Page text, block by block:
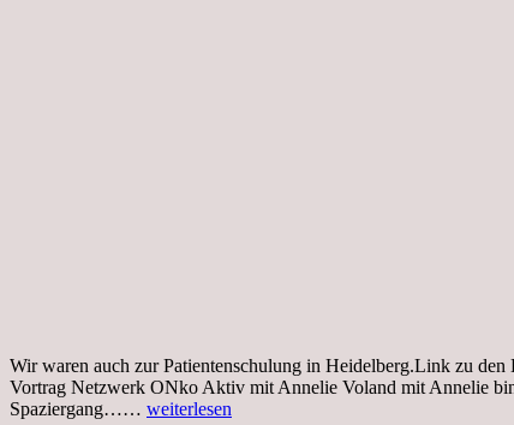
Wir waren auch zur Patientenschulung in Heidelberg.Link zu
Vortrag Netzwerk ONko Aktiv mit Annelie Voland mit Annelie
Spaziergang…… Gesundheitstage
weiterlesen